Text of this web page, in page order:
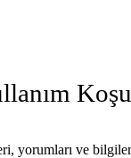
yorumları ve